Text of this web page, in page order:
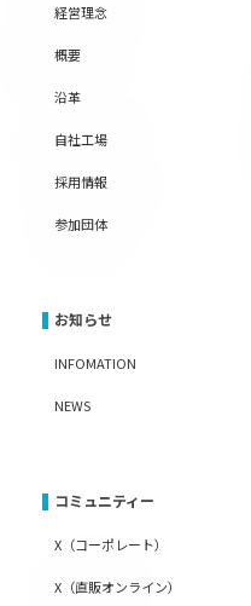
経営理念
概要
沿革
自社工場
採用情報
参加団体
お知らせ
INFOMATION
NEWS
コミュニティー
X（コーポレート）
X（直販オンライン）